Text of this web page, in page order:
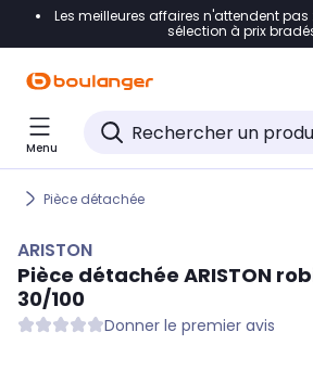
Accéder directement à la
Accéder directement au pied de
Accéder directement au chatbot
Les meilleures affaires n'attendent pas
sélection à prix
Menu
Pièce détachée
ARISTON
Pièce détachée ARISTON
30/100
Donner le premier avis